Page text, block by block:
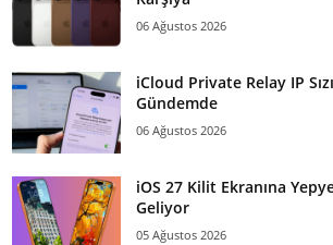
06 Ağustos 2026
iCloud Private Relay IP
Gündemde
06 Ağustos 2026
iOS 27 Kilit Ekranına
Geliyor
05 Ağustos 2026